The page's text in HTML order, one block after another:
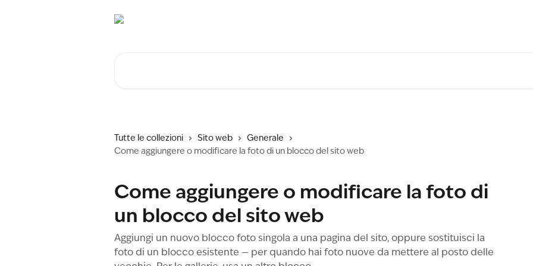
Tutte le collezioni Sito web
Generale
Come aggiungere o modificare la foto di un blocco del sito web
Come aggiungere o modificare la foto di
un blocco del sito web
Aggiungi un nuovo blocco foto singola a una pagina del sito, oppure sostituisci la
foto di un blocco esistente — per quando hai foto nuove da mettere al posto delle